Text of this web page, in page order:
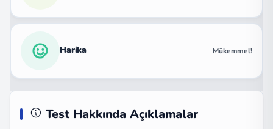
Harika Mükemmel!
Test Hakkında Açıklamalar